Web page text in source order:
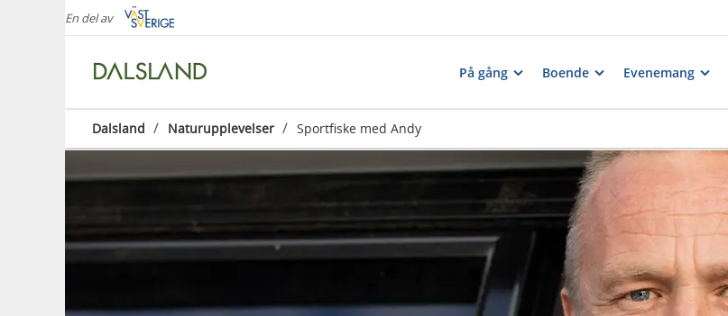
En del av
På gång Boende Evenemang
Dalsland / Naturupplevelser / Sportfiske med Andy